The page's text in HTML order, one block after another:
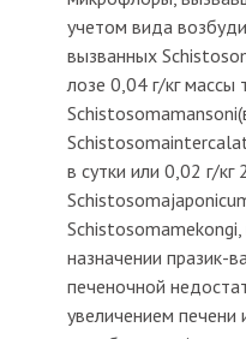
учетом вида
вызванных
лозе 0,04 г/кг массы
в сутки или 0,02 г/
назначении
печеночной
увеличением печени